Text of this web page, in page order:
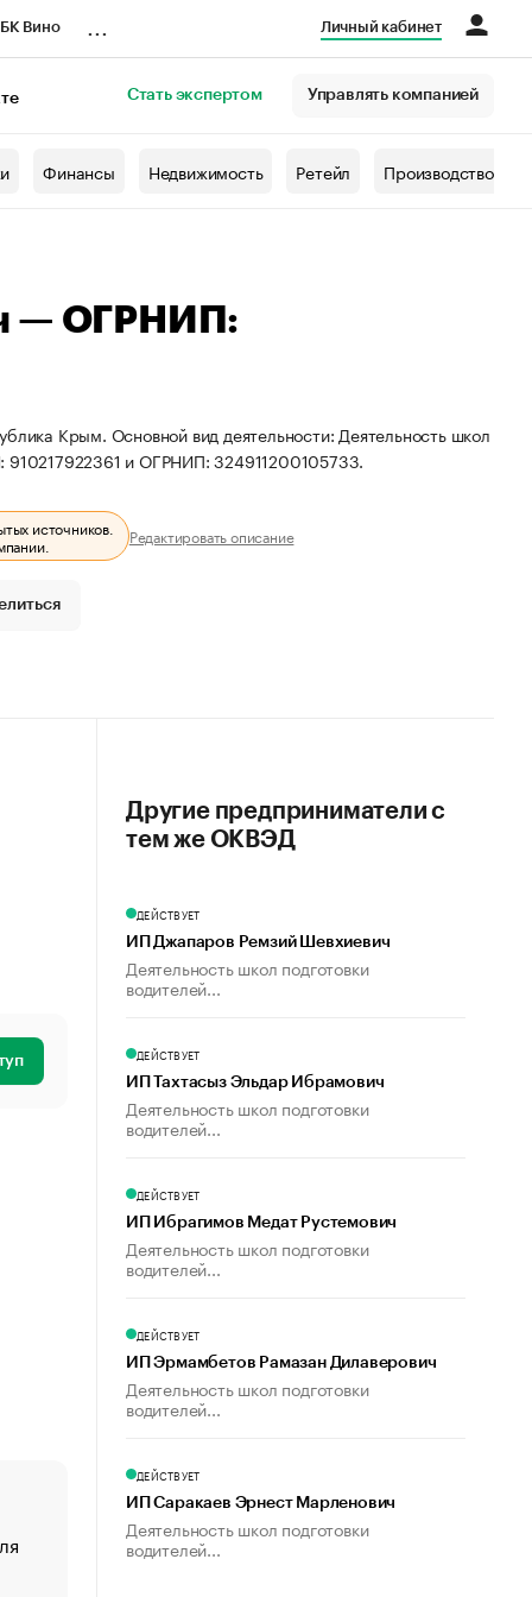
Вино Личный кабинет
Стать экспертом Управлять компанией
Финансы Недвижимость Ретейл Производство
— ОГРНИП:
Крым. Основной вид деятельности: Деятельность школ
910217922361 и ОГРНИП: 324911200105733.
источников.
Редактировать описание
«От спорта тело стареет иначе». Как живет глава
создавшей GTA
Другие предприниматели с
тем же ОКВЭД
ДЕЙСТВУЕТ
ИП Джапаров Ремзий Шевхиевич
Деятельность школ подготовки
водителей...
ДЕЙСТВУЕТ
ИП Тахтасыз Эльдар Ибрамович
Деятельность школ подготовки
водителей...
ДЕЙСТВУЕТ
ИП Ибрагимов Медат Рустемович
Деятельность школ подготовки
водителей...
ДЕЙСТВУЕТ
ИП Эрмамбетов Рамазан Дилаверович
Деятельность школ подготовки
водителей...
ДЕЙСТВУЕТ
ИП Саракаев Эрнест Марленович
Деятельность школ подготовки
водителей...